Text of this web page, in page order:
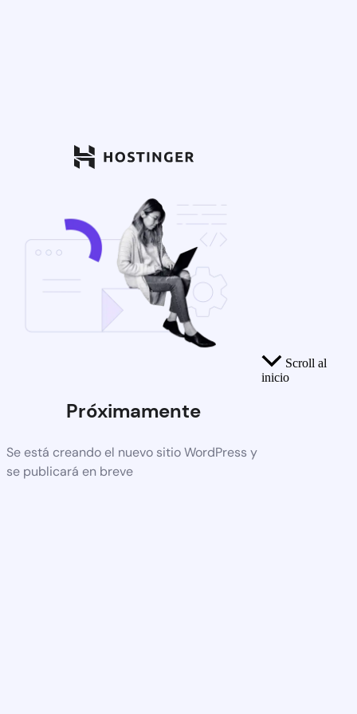
Próximamente
Se está creando el nuevo sitio WordPress y
se publicará en breve
Scroll al
inicio